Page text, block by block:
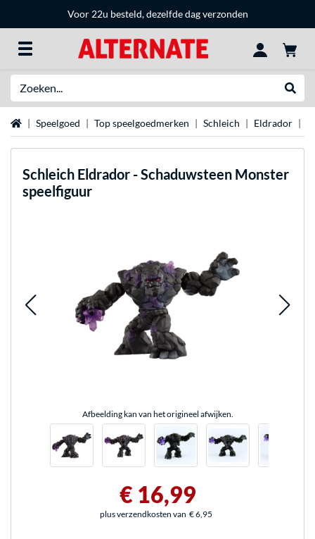
Voor 22u besteld, dezelfde dag verzonden
HomeSpeelgoed Top speelgoedmerken Schleich Eldrador
Schleich Eldrador - Schaduwsteen Monster
speelfiguur
Afbeelding kan van het origineel afwijken.
€ 16,99
plus verzendkosten van € 6,95